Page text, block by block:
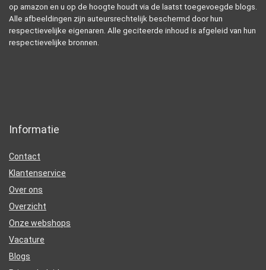
op amazon en u op de hoogte houdt via de laatst toegevoegde blogs.
Alle afbeeldingen zijn auteursrechtelijk beschermd door hun
respectievelijke eigenaren. Alle geciteerde inhoud is afgeleid van hun
respectievelijke bronnen.
Informatie
Contact
Klantenservice
Over ons
Overzicht
Onze webshops
Vacature
Blogs